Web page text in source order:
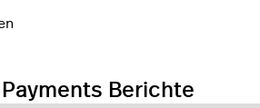
Berichte